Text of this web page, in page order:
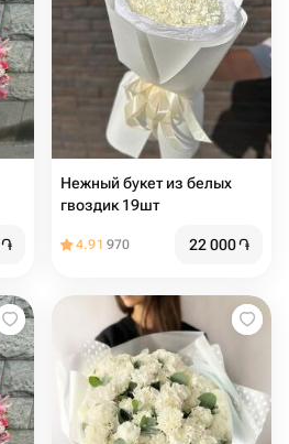
֏
Нежный букет из белых
гвоздик 19шт
4.91 970 22 000֏